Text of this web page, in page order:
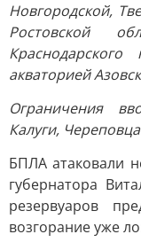
Новгородской,
Ростовской
акваторией
Ограничения
Калуги,
БПЛА атаковали
губернатора
резервуаров
возгорание уже